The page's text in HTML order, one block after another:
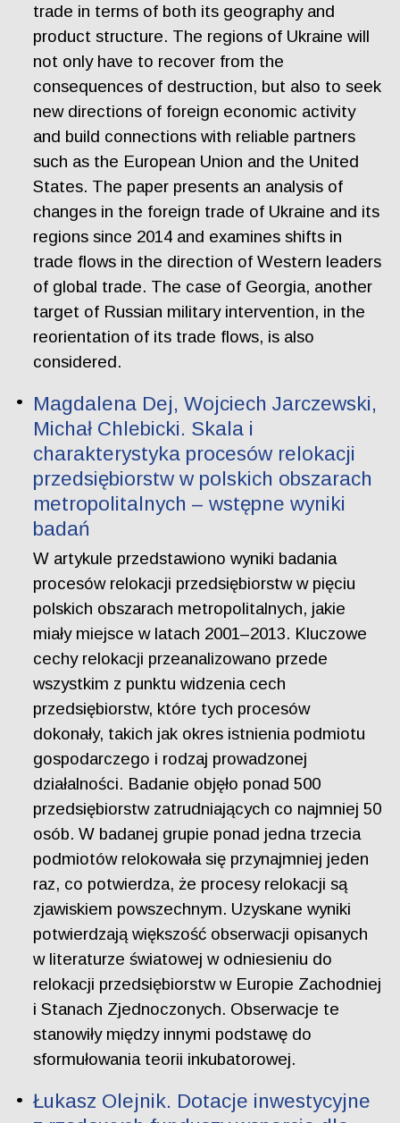
trade in terms of both its geography and
product structure. The regions of Ukraine will
not only have to recover from the
consequences of destruction, but also to seek
new directions of foreign economic activity
and build connections with reliable partners
such as the European Union and the United
States. The paper presents an analysis of
changes in the foreign trade of Ukraine and its
regions since 2014 and examines shifts in
trade flows in the direction of Western leaders
of global trade. The case of Georgia, another
target of Russian military intervention, in the
reorientation of its trade flows, is also
considered.
Magdalena Dej, Wojciech Jarczewski,
Michał Chlebicki. Skala i
charakterystyka procesów relokacji
przedsiębiorstw w polskich obszarach
metropolitalnych – wstępne wyniki
badań
W artykule przedstawiono wyniki badania
procesów relokacji przedsiębiorstw w pięciu
polskich obszarach metropolitalnych, jakie
miały miejsce w latach 2001–2013. Kluczowe
cechy relokacji przeanalizowano przede
wszystkim z punktu widzenia cech
przedsiębiorstw, które tych procesów
dokonały, takich jak okres istnienia podmiotu
gospodarczego i rodzaj prowadzonej
działalności. Badanie objęło ponad 500
przedsiębiorstw zatrudniających co najmniej 50
osób. W badanej grupie ponad jedna trzecia
podmiotów relokowała się przynajmniej jeden
raz, co potwierdza, że procesy relokacji są
zjawiskiem powszechnym. Uzyskane wyniki
potwierdzają większość obserwacji opisanych
w literaturze światowej w odniesieniu do
relokacji przedsiębiorstw w Europie Zachodniej
i Stanach Zjednoczonych. Obserwacje te
stanowiły między innymi podstawę do
sformułowania teorii inkubatorowej.
Łukasz Olejnik. Dotacje inwestycyjne